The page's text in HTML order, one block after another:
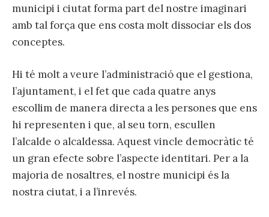
municipi i ciutat forma part del nostre imaginari
amb tal força que ens costa molt dissociar els dos
conceptes.
Hi té molt a veure l’administració que el gestiona,
l’ajuntament, i el fet que cada quatre anys
escollim de manera directa a les persones que ens
hi representen i que, al seu torn, escullen
l’alcalde o alcaldessa. Aquest vincle democràtic té
un gran efecte sobre l’aspecte identitari. Per a la
majoria de nosaltres, el nostre municipi és la
nostra ciutat, i a l’inrevés.